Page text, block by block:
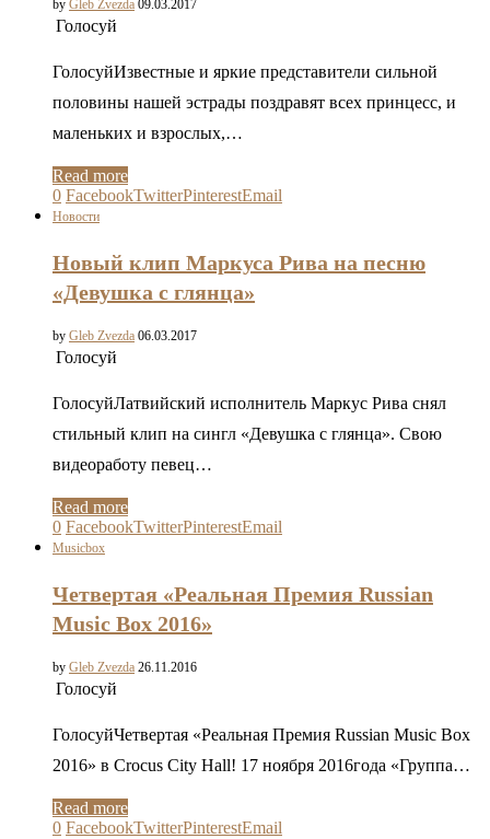
by Gleb Zvezda 09.03.2017
Голосуй
ГолосуйИзвестные и яркие представители сильной
половины нашей эстрады поздравят всех принцесс, и
маленьких и взрослых,…
Read more
0 FacebookTwitterPinterestEmail
Новости
Новый клип Маркуса Рива на песню
«Девушка с глянца»
by Gleb Zvezda 06.03.2017
Голосуй
ГолосуйЛатвийский исполнитель Маркус Рива снял
стильный клип на сингл «Девушка с глянца». Свою
видеоработу певец…
Read more
0 FacebookTwitterPinterestEmail
Musicbox
Четвертая «Реальная Премия Russian
Music Box 2016»
by Gleb Zvezda 26.11.2016
Голосуй
ГолосуйЧетвертая «Реальная Премия Russian Music Box
2016» в Crocus City Hall! 17 ноября 2016года «Группа…
Read more
0 FacebookTwitterPinterestEmail